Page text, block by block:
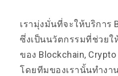
เรามุ่งมั่นที่จะให้บริการ
ซึ่งเป็นนวัตกรรมที่ช่วยใ
ของ Blockchain,
โดยทีมของเรานั้นทำง